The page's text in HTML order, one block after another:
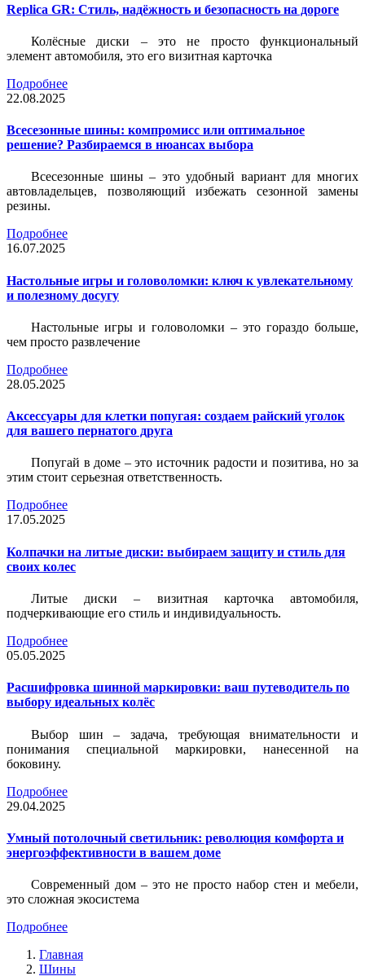
Replica GR: Стиль, надёжность и безопасность на дороге
Колёсные диски – это не просто функциональный
элемент автомобиля, это его визитная карточка
Подробнее
22.08.2025
Всесезонные шины: компромисс или оптимальное
решение? Разбираемся в нюансах выбора
Всесезонные шины – это удобный вариант для многих
автовладельцев, позволяющий избежать сезонной замены
резины.
Подробнее
16.07.2025
Настольные игры и головоломки: ключ к увлекательному
и полезному досугу
Настольные игры и головоломки – это гораздо больше,
чем просто развлечение
Подробнее
28.05.2025
Аксессуары для клетки попугая: создаем райский уголок
для вашего пернатого друга
Попугай в доме – это источник радости и позитива, но за
этим стоит серьезная ответственность.
Подробнее
17.05.2025
Колпачки на литые диски: выбираем защиту и стиль для
своих колес
Литые диски – визитная карточка автомобиля,
подчеркивающие его стиль и индивидуальность.
Подробнее
05.05.2025
Расшифровка шинной маркировки: ваш путеводитель по
выбору идеальных колёс
Выбор шин – задача, требующая внимательности и
понимания специальной маркировки, нанесенной на
боковину.
Подробнее
29.04.2025
Умный потолочный светильник: революция комфорта и
энергоэффективности в вашем доме
Современный дом – это не просто набор стен и мебели,
это сложная экосистема
Подробнее
Главная
Шины